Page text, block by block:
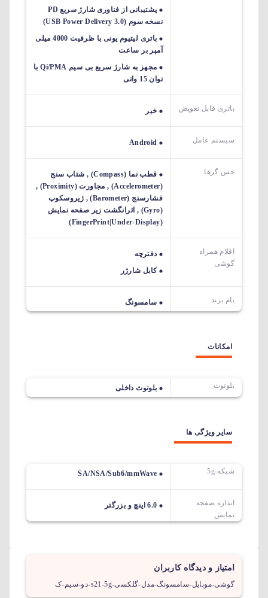
پشتیبانی از فناوری شارژ سریع PD
نسخه سوم (USB Power Delivery 3.0)
باتری لیتیوم یونی با ظرفیت 4000 میلی
آمپر بر ساعت
مجهز به شارژ سریع بی سیم Qi/PMA با
توان 15 واتی
باتری قابل تعویض خیر
سیستم عامل Android
حس گرها
قطب نما (Compass) , شتاب سنج
(Accelerometer) , مجاورت (Proximity) ,
فشارسنج (Barometer) , ژیروسکوپ
(Gyro) , اثرانگشت زیر صفحه نمایش
(FingerPrint|Under-Display)
اقلام همراه
گوشی
دفترچه
کابل شارژر
نام برند سامسونگ
امکانات
بلوتوث بلوتوث داخلی
سایر ویژگی ها
شبکه-5g SA/NSA/Sub6/mmWave
اندازه صفحه
نمایش
6.0 اینچ و بزرگتر
امتیاز و دیدگاه کاربران
گوشی-موبایل-سامسونگ-مدل-گلکسی-s21-5g-دو-سیم-ک